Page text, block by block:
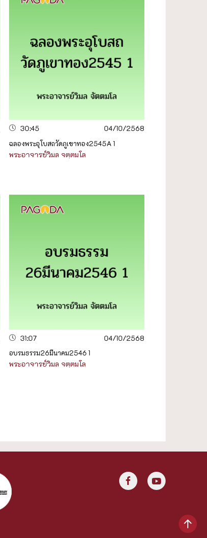
30:45
04/10/2568
ฉลองพระอุโบสถวัดภูเขาทอง2545A 1
พระอาจารย์วิมล จตฺตมโล
31:07
04/10/2568
อบรมธรรม26มีนาคม2546 1
พระอาจารย์วิมล จตฺตมโล